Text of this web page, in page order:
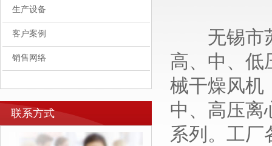
生产设备
客户案例
销售网络
联系方式
无锡市苏
高、中、低
械干燥风机
中、高压离
系列。工厂